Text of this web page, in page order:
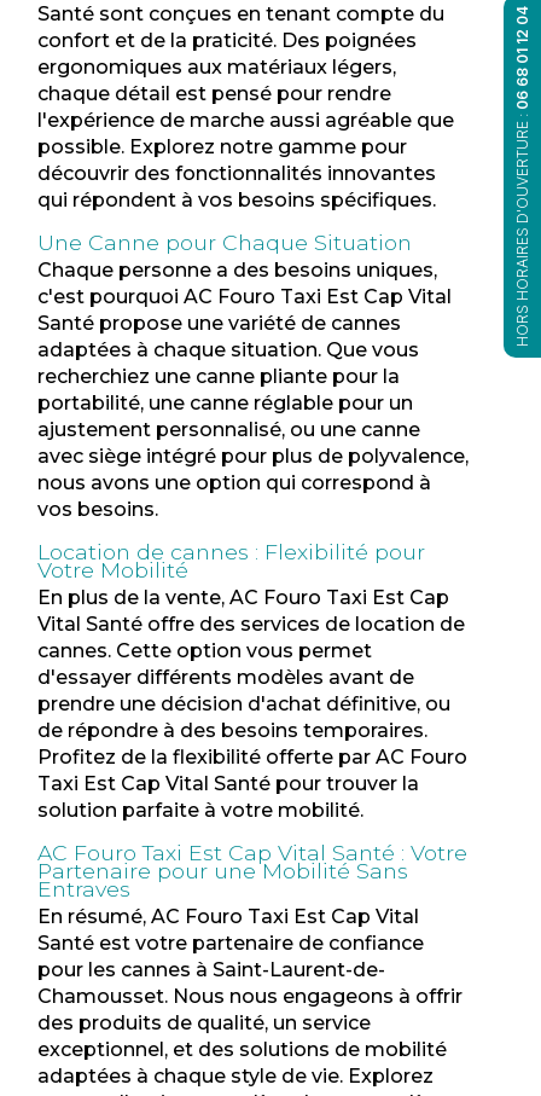
Santé sont conçues en tenant compte du
confort et de la praticité. Des poignées
ergonomiques aux matériaux légers,
chaque détail est pensé pour rendre
l'expérience de marche aussi agréable que
possible. Explorez notre gamme pour
découvrir des fonctionnalités innovantes
qui répondent à vos besoins spécifiques.
Une Canne pour Chaque Situation
Chaque personne a des besoins uniques,
c'est pourquoi AC Fouro Taxi Est Cap Vital
Santé propose une variété de cannes
adaptées à chaque situation. Que vous
recherchiez une canne pliante pour la
portabilité, une canne réglable pour un
ajustement personnalisé, ou une canne
avec siège intégré pour plus de polyvalence,
nous avons une option qui correspond à
vos besoins.
Location de cannes : Flexibilité pour
Votre Mobilité
En plus de la vente, AC Fouro Taxi Est Cap
Vital Santé offre des services de location de
cannes. Cette option vous permet
d'essayer différents modèles avant de
prendre une décision d'achat définitive, ou
de répondre à des besoins temporaires.
Profitez de la flexibilité offerte par AC Fouro
Taxi Est Cap Vital Santé pour trouver la
solution parfaite à votre mobilité.
AC Fouro Taxi Est Cap Vital Santé : Votre
Partenaire pour une Mobilité Sans
Entraves
En résumé, AC Fouro Taxi Est Cap Vital
Santé est votre partenaire de confiance
pour les cannes à Saint-Laurent-de-
Chamousset. Nous nous engageons à offrir
des produits de qualité, un service
exceptionnel, et des solutions de mobilité
adaptées à chaque style de vie. Explorez
HORS HORAIRES D'OUVERTURE :
06 68 01 12 04